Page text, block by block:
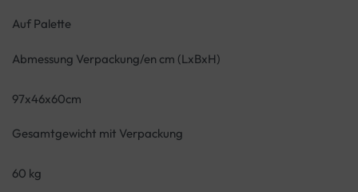
Auf Palette
Abmessung Verpackung/en cm (LxBxH)
97x46x60cm
Gesamtgewicht mit Verpackung
60 kg